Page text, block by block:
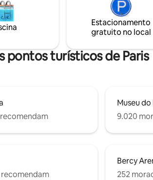
Estacionamento
gratuito no local
pontos turísticos de Paris
Museu
9.020
Bercy
252